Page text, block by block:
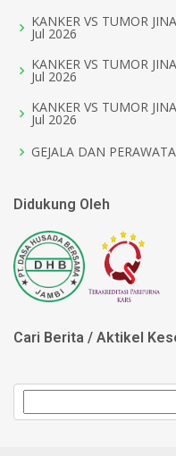
KANKER VS TUMOR
Jul 2026
KANKER VS TUMOR
Jul 2026
KANKER VS TUMOR
Jul 2026
GEJALA DAN
Didukung Oleh
Cari Berita / Aktikel